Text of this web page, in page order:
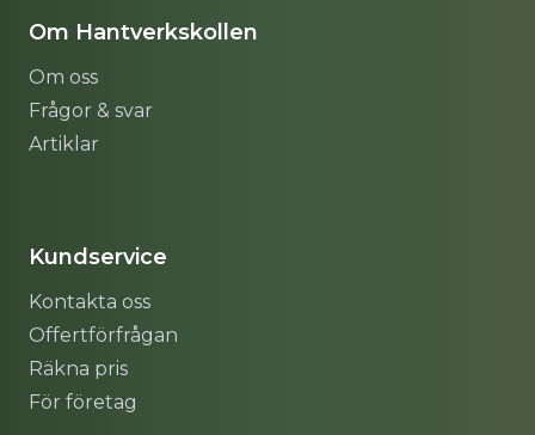
Om Hantverkskollen
Om oss
Frågor & svar
Artiklar
Kundservice
Kontakta oss
Offertförfrågan
Räkna pris
För företag